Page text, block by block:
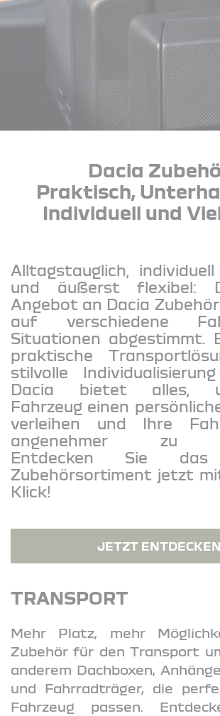
Dacia
Praktisch,
Individuell und
Alltagstauglich,
und äußerst flexibel:
Angebot an Dacia
auf verschiedene
Situationen abgestimmt.
praktische
stilvolle
Dacia bietet alles,
Fahrzeug einen
verleihen und Ihre
angenehmer zu
Entdecken Sie das
Zubehörsortiment jetzt
Klick!
JETZT ENTDECKEN
TRANSPORT
Mehr Platz, mehr
Zubehör für den Transport
anderem Dachboxen,
und Fahrradträger, die
Fahrzeug passen.